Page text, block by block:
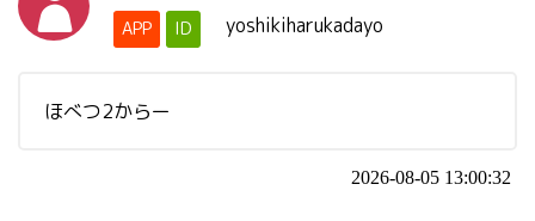
APP ID yoshikiharukadayo
ほべつ2からー
2026-08-05 13:00:32